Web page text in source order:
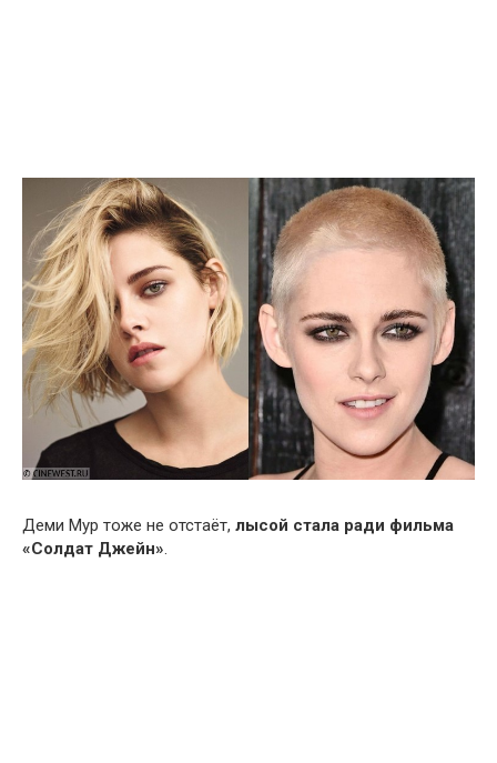
Деми Мур тоже не отстаёт, лысой стала ради фильма
«Солдат Джейн».